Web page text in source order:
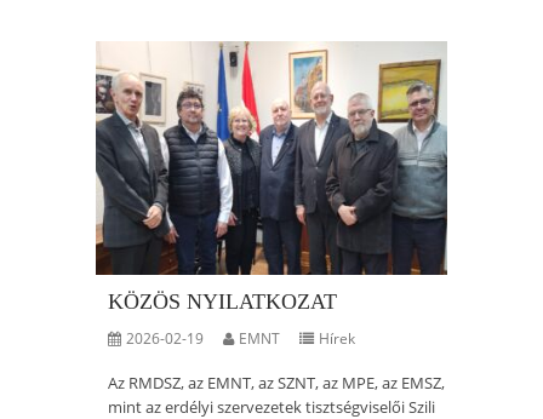
KÖZÖS NYILATKOZAT
2026-02-19 EMNT Hírek
Az RMDSZ, az EMNT, az SZNT, az MPE, az EMSZ,
mint az erdélyi szervezetek tisztségviselői Szili